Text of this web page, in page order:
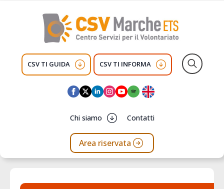
CSV TI GUIDA CSV TI INFORMA
Chi siamo Contatti
Area riservata